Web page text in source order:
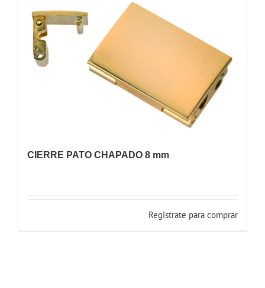
CIERRE PATO CHAPADO 8 mm
Registrate para comprar